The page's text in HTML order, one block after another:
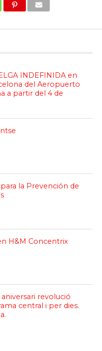
INDEFINIDA en
del Aeropuerto
a partir del 4 de
la Prevención de
H&M Concentrix
revolució
central i per dies.